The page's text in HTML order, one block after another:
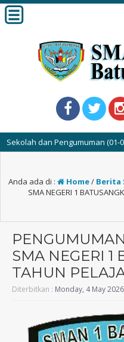
dan Pengumuman (01-06-
Anda ada di : Home/ Berita
SMA NEGERI 1
SMA NEGERI 1
TAHUN
Diterbitkan : Monday, 4 May 2026